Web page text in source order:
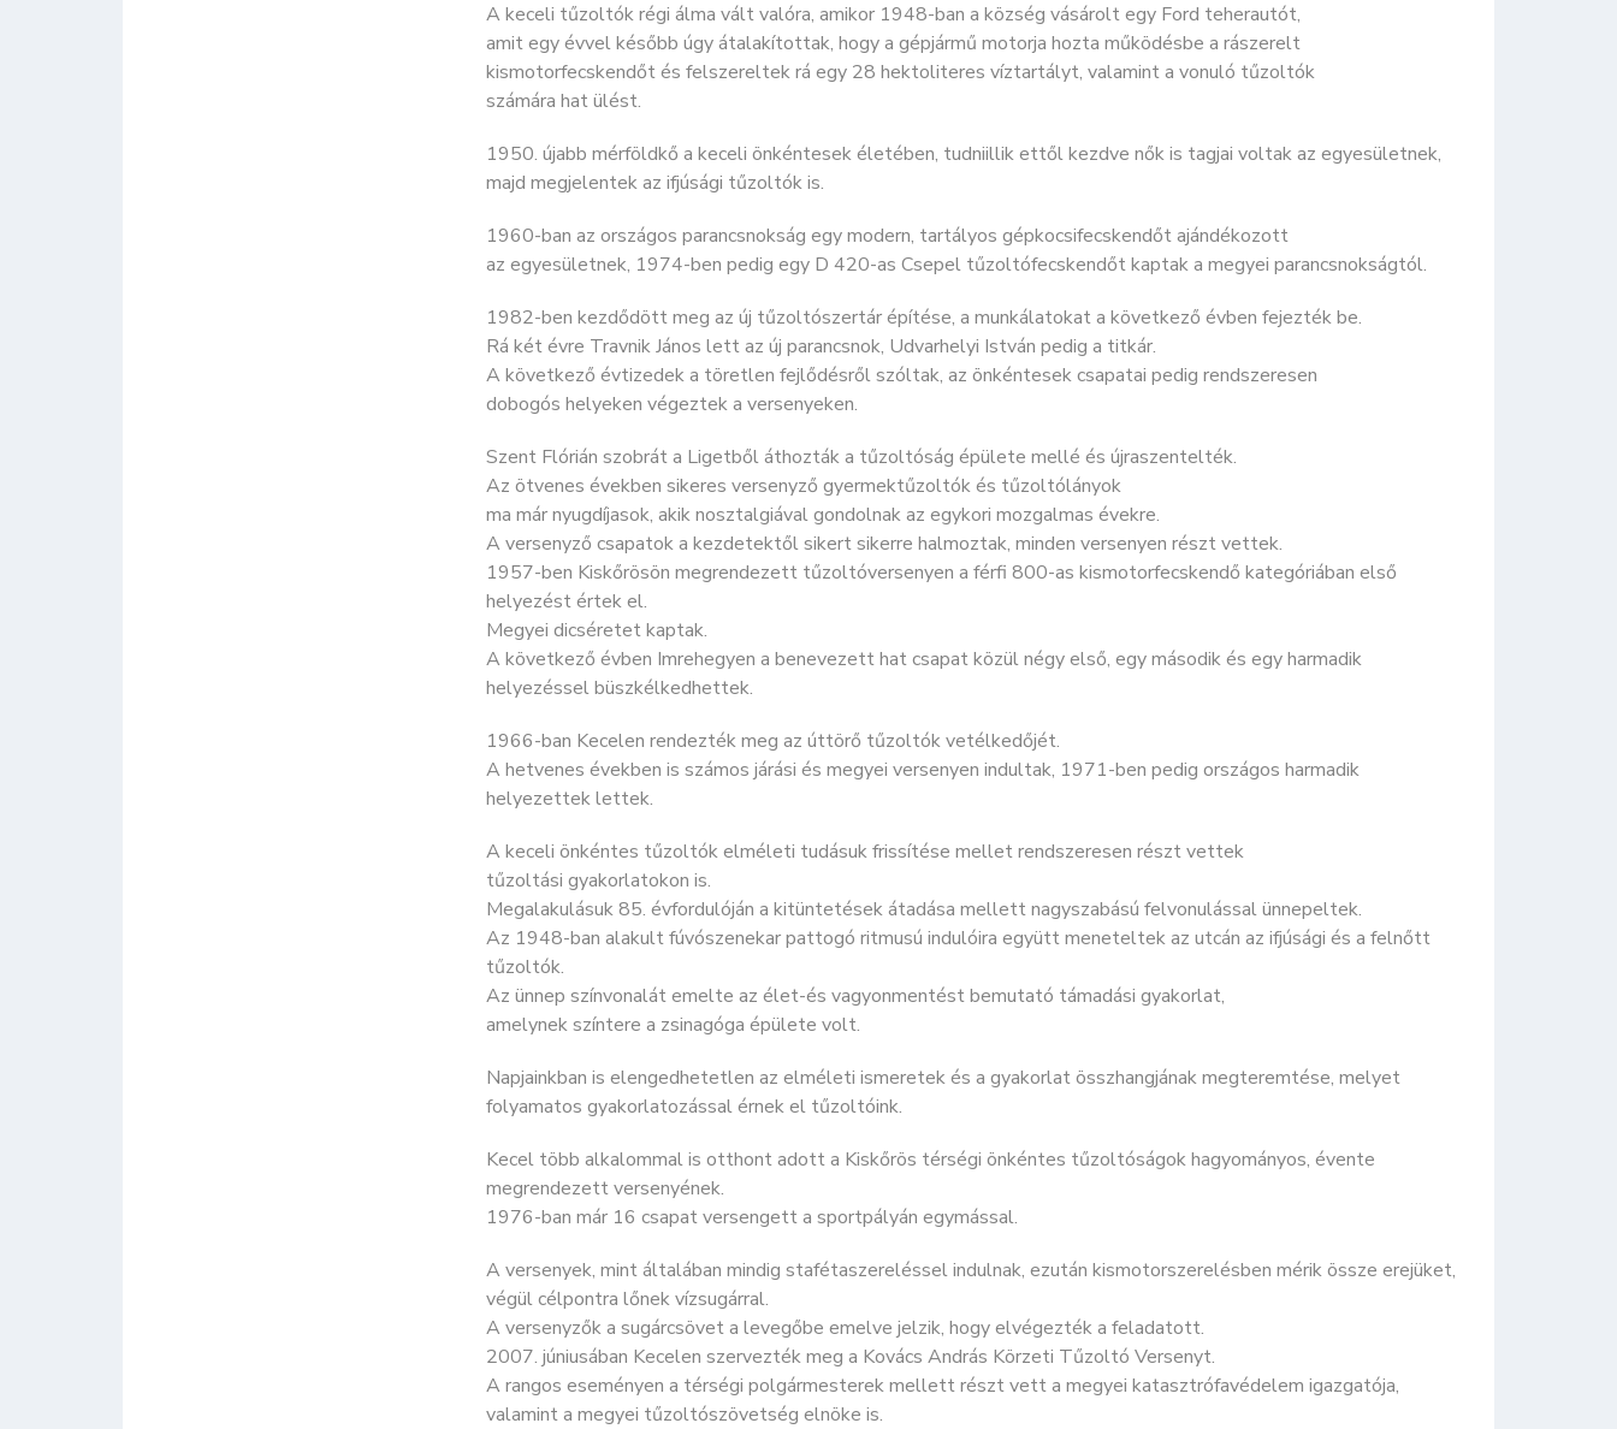
A keceli tűzoltók régi álma vált valóra, amikor 1948-ban a község vásárolt egy Ford teherautót,
amit egy évvel később úgy átalakítottak, hogy a gépjármű motorja hozta működésbe a rászerelt
kismotorfecskendőt és felszereltek rá egy 28 hektoliteres víztartályt, valamint a vonuló tűzoltók
számára hat ülést.
1950. újabb mérföldkő a keceli önkéntesek életében, tudniillik ettől kezdve nők is tagjai voltak az egyesületnek,
majd megjelentek az ifjúsági tűzoltók is.
1960-ban az országos parancsnokság egy modern, tartályos gépkocsifecskendőt ajándékozott
az egyesületnek, 1974-ben pedig egy D 420-as Csepel tűzoltófecskendőt kaptak a megyei parancsnokságtól.
1982-ben kezdődött meg az új tűzoltószertár építése, a munkálatokat a következő évben fejezték be.
Rá két évre Travnik János lett az új parancsnok, Udvarhelyi István pedig a titkár.
A következő évtizedek a töretlen fejlődésről szóltak, az önkéntesek csapatai pedig rendszeresen
dobogós helyeken végeztek a versenyeken.
Szent Flórián szobrát a Ligetből áthozták a tűzoltóság épülete mellé és újraszentelték.
Az ötvenes években sikeres versenyző gyermektűzoltók és tűzoltólányok
ma már nyugdíjasok, akik nosztalgiával gondolnak az egykori mozgalmas évekre.
A versenyző csapatok a kezdetektől sikert sikerre halmoztak, minden versenyen részt vettek.
1957-ben Kiskőrösön megrendezett tűzoltóversenyen a férfi 800-as kismotorfecskendő kategóriában első
helyezést értek el.
Megyei dicséretet kaptak.
A következő évben Imrehegyen a benevezett hat csapat közül négy első, egy második és egy harmadik
helyezéssel büszkélkedhettek.
1966-ban Kecelen rendezték meg az úttörő tűzoltók vetélkedőjét.
A hetvenes években is számos járási és megyei versenyen indultak, 1971-ben pedig országos harmadik
helyezettek lettek.
A keceli önkéntes tűzoltók elméleti tudásuk frissítése mellet rendszeresen részt vettek
tűzoltási gyakorlatokon is.
Megalakulásuk 85. évfordulóján a kitüntetések átadása mellett nagyszabású felvonulással ünnepeltek.
Az 1948-ban alakult fúvószenekar pattogó ritmusú indulóira együtt meneteltek az utcán az ifjúsági és a felnőtt
tűzoltók.
Az ünnep színvonalát emelte az élet-és vagyonmentést bemutató támadási gyakorlat,
amelynek színtere a zsinagóga épülete volt.
Napjainkban is elengedhetetlen az elméleti ismeretek és a gyakorlat összhangjának megteremtése, melyet
folyamatos gyakorlatozással érnek el tűzoltóink.
Kecel több alkalommal is otthont adott a Kiskőrös térségi önkéntes tűzoltóságok hagyományos, évente
megrendezett versenyének.
1976-ban már 16 csapat versengett a sportpályán egymással.
A versenyek, mint általában mindig stafétaszereléssel indulnak, ezután kismotorszerelésben mérik össze erejüket,
végül célpontra lőnek vízsugárral.
A versenyzők a sugárcsövet a levegőbe emelve jelzik, hogy elvégezték a feladatott.
2007. júniusában Kecelen szervezték meg a Kovács András Körzeti Tűzoltó Versenyt.
A rangos eseményen a térségi polgármesterek mellett részt vett a megyei katasztrófavédelem igazgatója,
valamint a megyei tűzoltószövetség elnöke is.